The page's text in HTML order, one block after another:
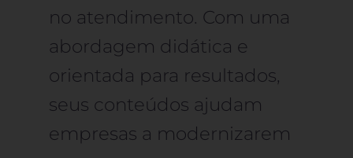
no atendimento. Com uma
abordagem didática e
orientada para resultados,
seus conteúdos ajudam
empresas a modernizarem